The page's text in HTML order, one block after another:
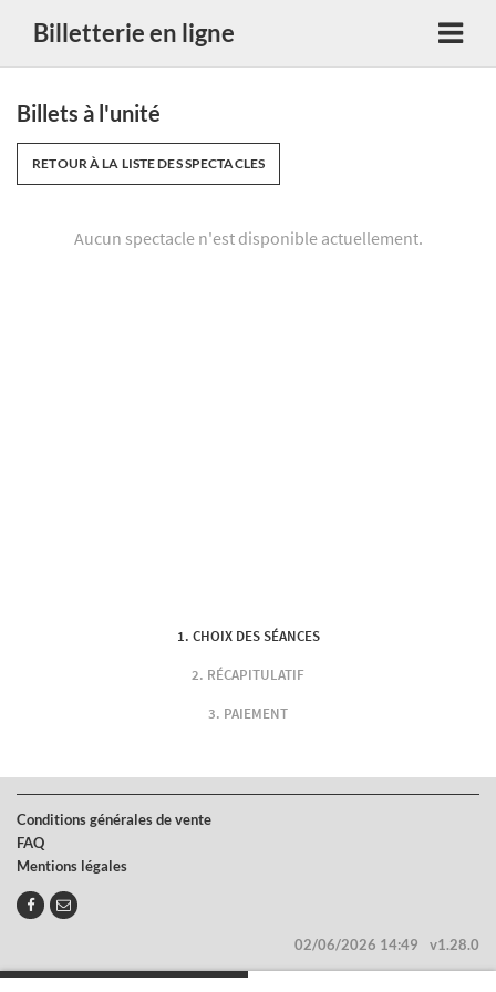
Billetterie en ligne
Billets à l'unité
RETOUR À LA LISTE DES SPECTACLES
Aucun spectacle n'est disponible actuellement.
CHOIX DES SÉANCES
RÉCAPITULATIF
PAIEMENT
Conditions générales de vente
FAQ
Mentions légales
02/06/2026 14:49 v1.28.0